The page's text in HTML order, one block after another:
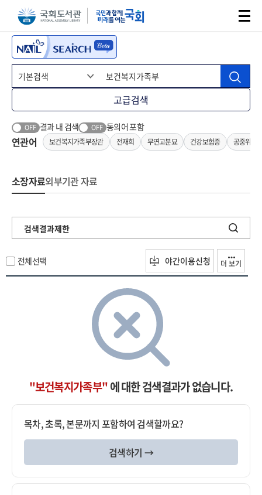
본문 바로가기주메뉴 바로가기
고급검색
OFF 결과 내 검색 OFF 동의어 포함
연관어 보건복지가족부장관 전재희 무연고분묘 건강보험증 공중위생
소장자료외부기관 자료
검색결과제한
전체선택 야간이용신청 더 보기
"보건복지가족부"에 대한 검색결과가 없습니다.
목차, 초록, 본문까지 포함하여 검색할까요?
검색하기 →